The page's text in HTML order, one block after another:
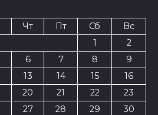
Чт Пт Сб
Вс
1
2
6 7 8
9
13 14 15
16
20 21 22
23
27 28 29
30